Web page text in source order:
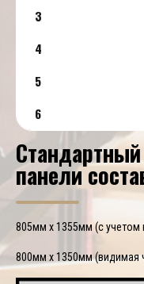
3
4
5
6
панели
805мм х 1355мм (с учетом
800мм х 1350мм (видимая